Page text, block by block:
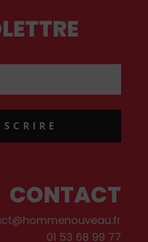
CONTACT
01 53 68 99 77